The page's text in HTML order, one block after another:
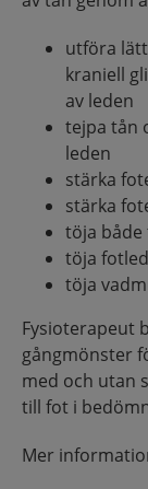
utföra
kraniell
av leden
tejpa tån
leden
stärka
stärka
töja
töja
töja
Fysioterapeut
gångmönster
med och utan
till fot i
Mer